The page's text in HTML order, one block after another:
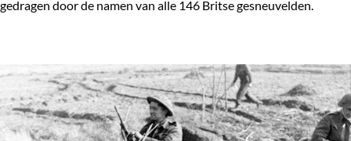
gedragen door de namen van alle 146 Britse gesneuvelden.